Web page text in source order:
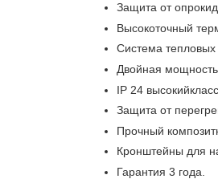
Защита от
Высокоточный
Система тепловых
Двойная
IP 24
Защита от
Прочный
Кронштейны для
Гарантия 3 года.